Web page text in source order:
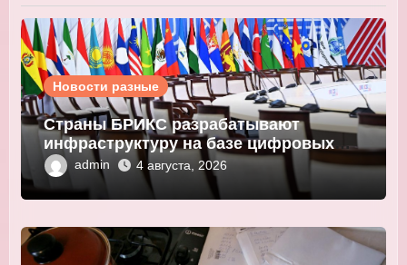
Новости разные
Страны БРИКС разрабатывают
инфраструктуру на базе цифровых
валют центробанков
admin 4 августа, 2026